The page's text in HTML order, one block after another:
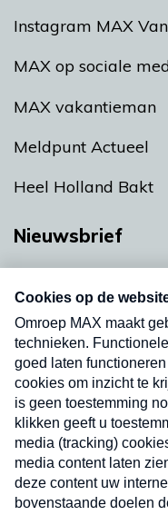
Instagram MAX
MAX op sociale
MAX vakantieman
Meldpunt Actueel
Heel Holland Bakt
Nieuwsbrief
nieuwsbrief. Elke
uw mailbox.